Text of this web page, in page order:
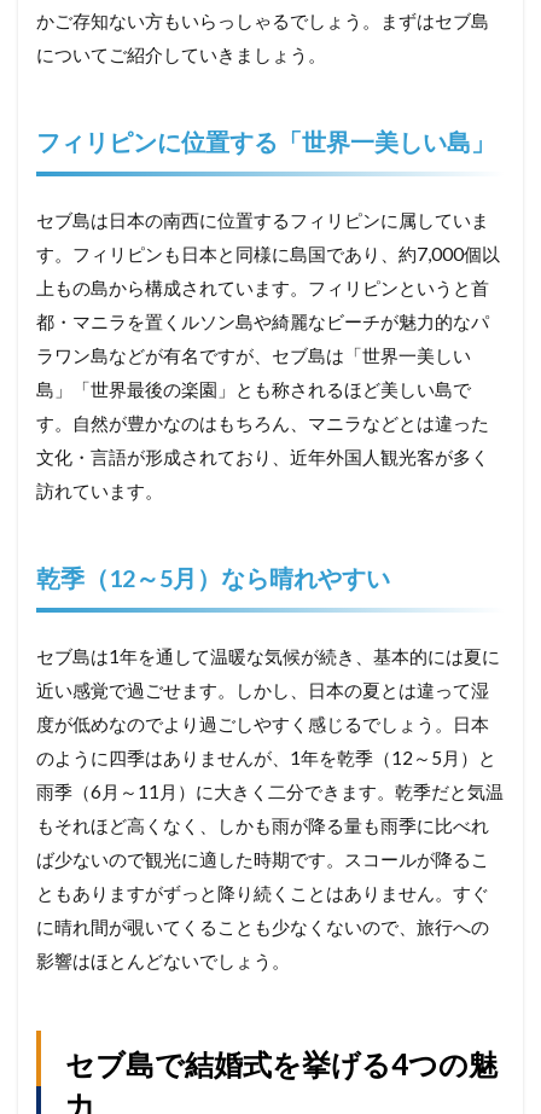
かご存知ない方もいらっしゃるでしょう。まずはセブ島
についてご紹介していきましょう。
フィリピンに位置する「世界一美しい島」
セブ島は日本の南西に位置するフィリピンに属していま
す。フィリピンも日本と同様に島国であり、約7,000個以
上もの島から構成されています。フィリピンというと首
都・マニラを置くルソン島や綺麗なビーチが魅力的なパ
ラワン島などが有名ですが、セブ島は「世界一美しい
島」「世界最後の楽園」とも称されるほど美しい島で
す。自然が豊かなのはもちろん、マニラなどとは違った
文化・言語が形成されており、近年外国人観光客が多く
訪れています。
乾季（12～5月）なら晴れやすい
セブ島は1年を通して温暖な気候が続き、基本的には夏に
近い感覚で過ごせます。しかし、日本の夏とは違って湿
度が低めなのでより過ごしやすく感じるでしょう。日本
のように四季はありませんが、1年を乾季（12～5月）と
雨季（6月～11月）に大きく二分できます。乾季だと気温
もそれほど高くなく、しかも雨が降る量も雨季に比べれ
ば少ないので観光に適した時期です。スコールが降るこ
ともありますがずっと降り続くことはありません。すぐ
に晴れ間が覗いてくることも少なくないので、旅行への
影響はほとんどないでしょう。
セブ島で結婚式を挙げる4つの魅